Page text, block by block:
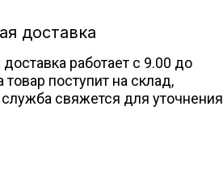
доставка
работает с 9.00 до
товар поступит на склад,
служба свяжется для уточнения